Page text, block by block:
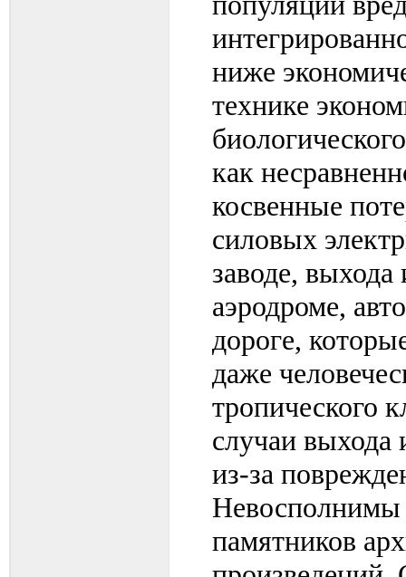
ниже
технике
как
косвенные
силовых
заводе, выхода
аэродроме,
дороге,
даже
тропического
случаи выхода
из-за
Невосполнимы
памятников